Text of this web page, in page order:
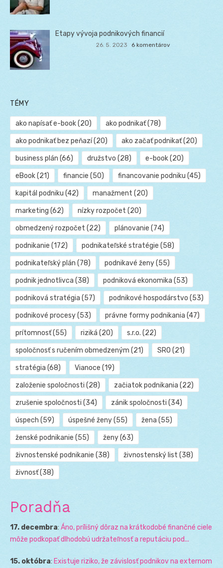
Etapy vývoja podnikových financií
26. 5. 2023 6 komentárov
TÉMY
ako napísať e-book(20) ako podnikať(78)
ako podnikať bez peňazí(20) ako začať podnikať(20)
business plán (66) družstvo (28) e-book(20)
eBook(21) financie (50) financovanie podniku (45)
kapitál podniku (42) manažment (20)
marketing (62) nízky rozpočet (20)
obmedzený rozpočet (22) plánovanie (74)
podnikanie (172) podnikateľské stratégie (58)
podnikateľský plán (78) podnikavé ženy(55)
podnik jednotlivca (38) podniková ekonomika (53)
podniková stratégia (57) podnikové hospodárstvo (53)
podnikové procesy(53) právne formy podnikania (47)
prítomnosť(55) riziká (20) s.r.o. (22)
spoločnosť s ručením obmedzeným (21) SRO (21)
stratégia (68) Vianoce (19)
založenie spoločnosti (28) začiatok podnikania (22)
zrušenie spoločnosti (34) zánik spoločnosti (34)
úspech (59) úspešné ženy(55) žena (55)
ženské podnikanie (55) ženy(63)
živnostenské podnikanie (38) živnostenský list (38)
živnosť(38)
Poradňa
17. decembra: Áno, prílišný dôraz na krátkodobé finančné ciele
môže podkopať dlhodobú udržateľnosť a reputáciu pod...
15. októbra: Existuje riziko, že závislosť podnikov na externom